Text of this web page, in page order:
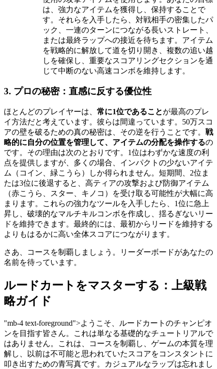
は、強力なアイテムを獲得し、保持することで
す。それらを入手したら、対戦相手の密集したパ
ック、一連のターンにつながる長いストレート、
または最終ラップへの接近を待ちます。アイテム
を戦略的に解放して道を切り開き、複数の追い越
しを確保し、重要なスコアリングセクションを通
じて中断のない高速コンボを維持します。
3. プロの秘密：直感に反する優位性
ほとんどのプレイヤーは、 常に1位であることが最高のプレ
イ方法だと考えています。彼らは間違っています。50万スコ
アの壁を破るための真の秘密は、その逆を行うことです。 戦
略的に自分の位置を管理して、アイテムの分配を操作するの
です。その理由は次のとおりです。1位はわずかな速度の利
点を提供しますが、多くの場合、インパクトの少ないアイテ
ム（コイン、緑こうら）しか得られません。短期間、2位ま
たは3位に後退すると、高ティアの攻撃および防御アイテム
（赤こうら、スター、キノコ）を受け取る可能性が大幅に高
まります。これらの強力なツールを入手したら、1位に急上
昇し、破壊的なマルチキルコンボを作成し、揺るぎないリー
ドを維持できます。最終的には、最初からリードを維持する
よりもはるかに高い全体スコアにつながります。
さあ、コースを制覇しましょう。リーダーボードがあなたの
名前を待っています。
ルードカートをマスターする：上級戦
略ガイド
"mb-4 text-foreground">ようこそ、ルードカートのチャンピオ
ンを目指す皆さん。これは単なる基礎的なチュートリアルで
はありません。これは、コースを制覇し、ゲームの本質を理
解し、以前は不可能と思われていたスコアをコンスタントに
叩き出すための青写真です。カジュアルなラップは忘れまし